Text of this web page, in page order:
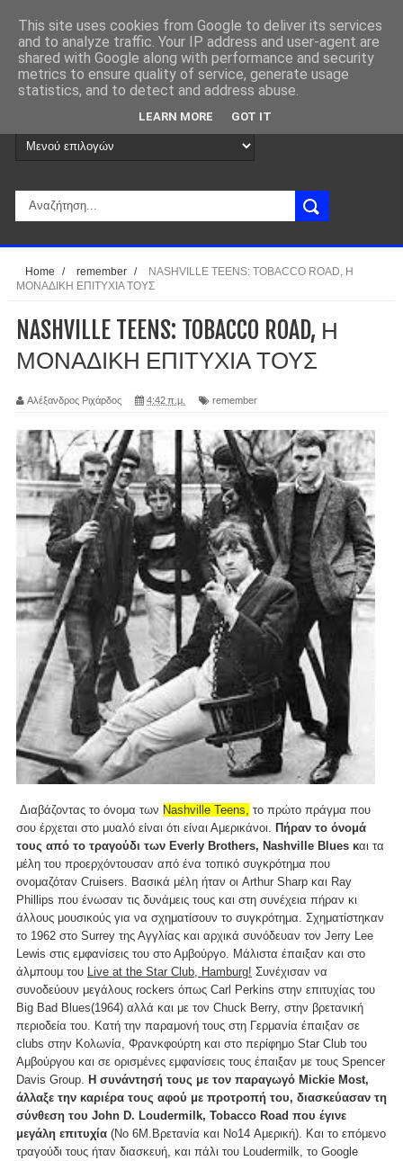
Home / remember /
NASHVILLE TEENS: TOBACCO ROAD, Η
ΜΟΝΑΔΙΚΗ ΕΠΙΤΥΧΙΑ ΤΟΥΣ
NASHVILLE TEENS: TOBACCO ROAD, Η
ΜΟΝΑΔΙΚΗ ΕΠΙΤΥΧΙΑ ΤΟΥΣ
Αλέξανδρος Ριχάρδος 4:42 π.μ. remember
Διαβάζοντας το όνομα των Nashville Teens, το πρώτο πράγμα που
σου έρχεται στο μυαλό είναι ότι είναι Αμερικάνοι.
Πήραν το όνομά
τους από το τραγούδι των Everly Brothers, Nashville Blues και τα
μέλη του προερχόντουσαν από ένα τοπικό συγκρότημα που
ονομαζόταν Cruisers. Βασικά μέλη ήταν οι Arthur Sharp και Ray
Phillips που ένωσαν τις δυνάμεις τους και στη συνέχεια πήραν κι
άλλους μουσικούς για να σχηματίσουν το συγκρότημα. Σχηματίστηκαν
το 1962 στο Surrey της Αγγλίας και αρχικά συνόδευαν τον Jerry Lee
Lewis στις εμφανίσεις του στο Αμβούργο. Μάλιστα έπαιξαν και στο
άλμπουμ του
Live at the Star Club, Hamburg! Συνέχισαν να
συνοδεύουν μεγάλους rockers όπως Carl Perkins στην επιτυχίας του
Big Bad Blues(1964) αλλά και με τον Chuck Berry, στην βρετανική
περιοδεία του. Κατή την παραμονή τους στη Γερμανία έπαιξαν σε
clubs στην Κολωνία, Φρανκφούρτη και στο περίφημο Star Club του
Αμβούργου και σε ορισμένες εμφανίσεις τους έπαιξαν με τους Spencer
Davis Group.
Η συνάντησή τους με τον παραγωγό Mickie Most,
άλλαξε την καριέρα τους αφού με προτροπή του, διασκεύασαν τη
σύνθεση του John D. Loudermilk, Tobacco Road που έγινε
μεγάλη επιτυχία (Νο 6Μ.Βρετανία και No14 Αμερική). Και το επόμενο
τραγούδι τους ήταν διασκευή, και πάλι του Loudermilk, το Google
This site uses cookies from Google to deliver its services
and to analyze traffic. Your IP address and user-agent are
shared with Google along with performance and security
metrics to ensure quality of service, generate usage
statistics, and to detect and address abuse.
LEARN MORE GOT IT